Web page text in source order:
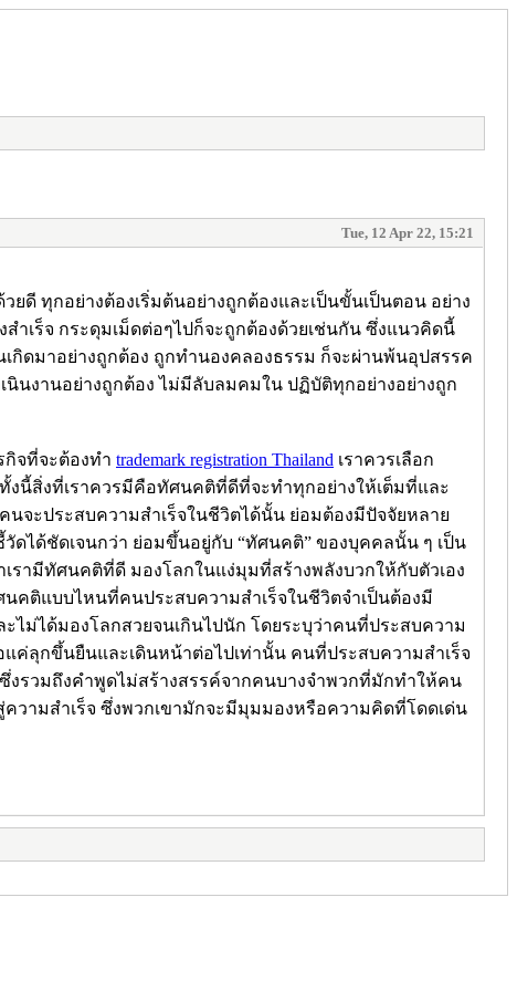
Tue, 12 Apr 22, 15:21
ยดี ทุกอย่างต้องเริ่มต้นอย่างถูกต้องและเป็นขั้นเป็นตอน อย่าง
ำเร็จ กระดุมเม็ดต่อๆไปก็จะถูกต้องด้วยเช่นกัน ซึ่งแนวคิดนี้
เกิดมาอย่างถูกต้อง ถูกทำนองคลองธรรม ก็จะผ่านพ้นอุปสรรค
นินงานอย่างถูกต้อง ไม่มีลับลมคมใน ปฏิบัติทุกอย่างอย่างถูก
กิจที่จะต้องทำ trademark registration Thailand เราควรเลือก
งนี้สิ่งที่เราควรมีคือทัศนคติที่ดีที่จะทำทุกอย่างให้เต็มที่และ
นจะประสบความสำเร็จในชีวิตได้นั้น ย่อมต้องมีปัจจัยหลาย
ได้ชัดเจนกว่า ย่อมขึ้นอยู่กับ “ทัศนคติ” ของบุคคลนั้น ๆ เป็น
รามีทัศนคติที่ดี มองโลกในแง่มุมที่สร้างพลังบวกให้กับตัวเอง
คติแบบไหนที่คนประสบความสำเร็จในชีวิตจำเป็นต้องมี
ะไม่ได้มองโลกสวยจนเกินไปนัก โดยระบุว่าคนที่ประสบความ
ค่ลุกขึ้นยืนและเดินหน้าต่อไปเท่านั้น คนที่ประสบความสำเร็จ
งรวมถึงคำพูดไม่สร้างสรรค์จากคนบางจำพวกที่มักทำให้คน
วามสำเร็จ ซึ่งพวกเขามักจะมีมุมมองหรือความคิดที่โดดเด่น